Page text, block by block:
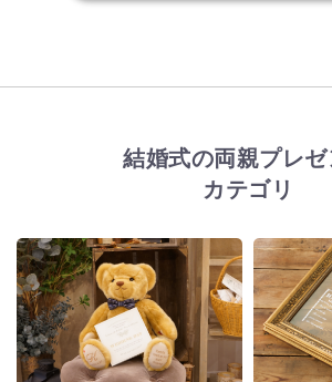
結婚式の両親プレゼ
カテゴリ